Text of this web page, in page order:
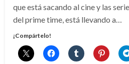
que está sacando al cine y las
del prime time, está llevando a…
¡Compártelo!